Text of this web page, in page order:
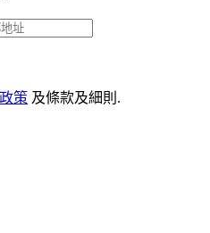
策 及條款及細則.